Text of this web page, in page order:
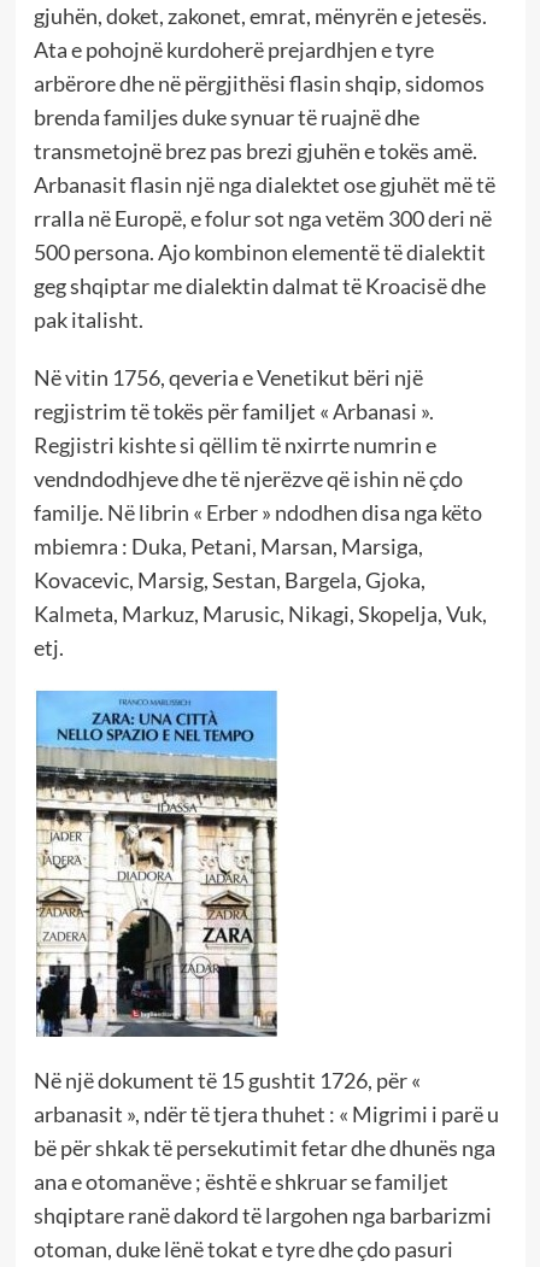
gjuhën, doket, zakonet, emrat, mënyrën e jetesës.
Ata e pohojnë kurdoherë prejardhjen e tyre
arbërore dhe në përgjithësi flasin shqip, sidomos
brenda familjes duke synuar të ruajnë dhe
transmetojnë brez pas brezi gjuhën e tokës amë.
Arbanasit flasin një nga dialektet ose gjuhët më të
rralla në Europë, e folur sot nga vetëm 300 deri në
500 persona. Ajo kombinon elementë të dialektit
geg shqiptar me dialektin dalmat të Kroacisë dhe
pak italisht.
Në vitin 1756, qeveria e Venetikut bëri një
regjistrim të tokës për familjet « Arbanasi ».
Regjistri kishte si qëllim të nxirrte numrin e
vendndodhjeve dhe të njerëzve që ishin në çdo
familje. Në librin « Erber » ndodhen disa nga këto
mbiemra : Duka, Petani, Marsan, Marsiga,
Kovacevic, Marsig, Sestan, Bargela, Gjoka,
Kalmeta, Markuz, Marusic, Nikagi, Skopelja, Vuk,
etj.
Në një dokument të 15 gushtit 1726, për «
arbanasit », ndër të tjera thuhet : « Migrimi i parë u
bë për shkak të persekutimit fetar dhe dhunës nga
ana e otomanëve ; është e shkruar se familjet
shqiptare ranë dakord të largohen nga barbarizmi
otoman, duke lënë tokat e tyre dhe çdo pasuri